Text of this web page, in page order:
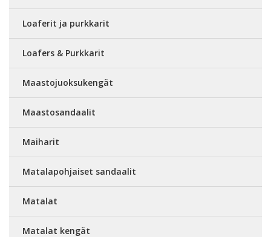
Loaferit ja purkkarit
Loafers & Purkkarit
Maastojuoksukengät
Maastosandaalit
Maiharit
Matalapohjaiset sandaalit
Matalat
Matalat kengät